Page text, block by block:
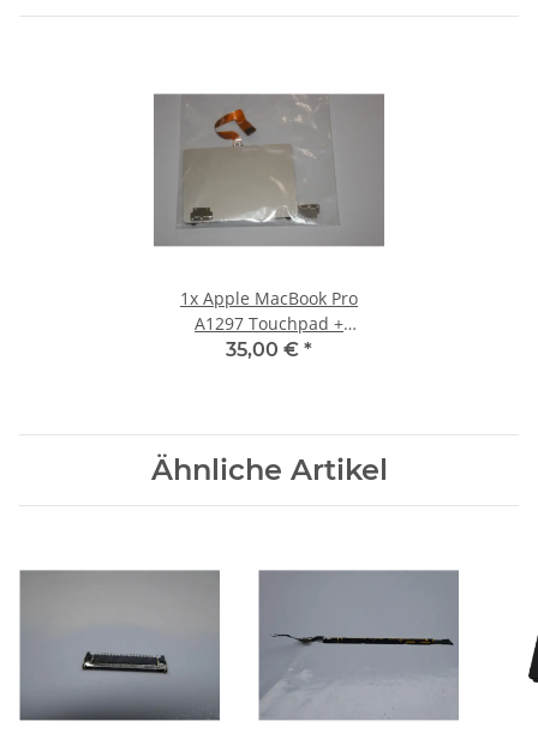
1x Apple MacBook Pro
A1297 Touchpad +
Schrauben Kabel 821-0750-
35,00 € *
Ähnliche Artikel